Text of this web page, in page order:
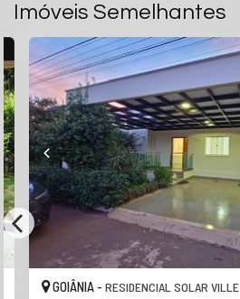
ver mapa abaixo
Imóveis Semelhantes
GOIÂNIA - RESIDENCIAL SOLAR VILLE